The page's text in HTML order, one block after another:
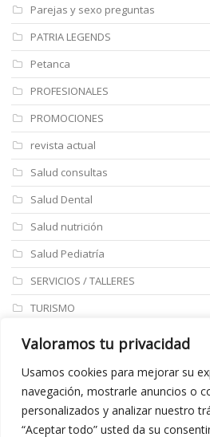
Valoramos tu privacidad
Usamos cookies para mejorar su
navegación, mostrarle anuncios o
personalizados y analizar nuestro
“Aceptar todo” usted da su
Parejas y sexo preguntas
PATRIA LEGENDS
Petanca
PROFESIONALES
PROMOCIONES
revista actual
Salud consultas
Salud Dental
Salud nutrición
Salud Pediatría
SERVICIOS / TALLERES
TURISMO
ULTIMAS NOTICIAS
Aviso legal